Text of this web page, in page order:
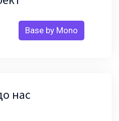
Base by Mono
нас